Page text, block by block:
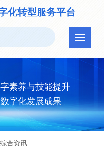
化转型服务平台
素养与技能提升
字化发展成果
综合资讯